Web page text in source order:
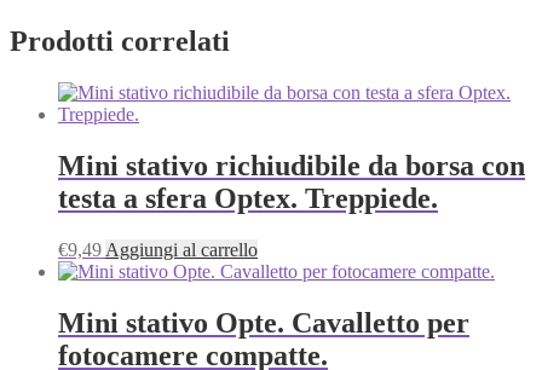
Prodotti correlati
Mini stativo richiudibile da borsa con
testa a sfera Optex. Treppiede.
€9,49 Aggiungi al carrello
Mini stativo Opte. Cavalletto per
fotocamere compatte.